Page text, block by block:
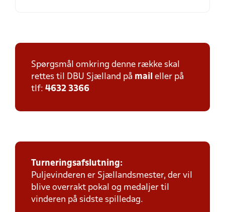
Spørgsmål omkring denne række skal
rettes til DBU Sjælland på mail eller på
tlf: 4632 3366
Turneringsafslutning:
Puljevinderen er Sjællandsmester, der vil
blive overrakt pokal og medaljer til
vinderen på sidste spilledag.